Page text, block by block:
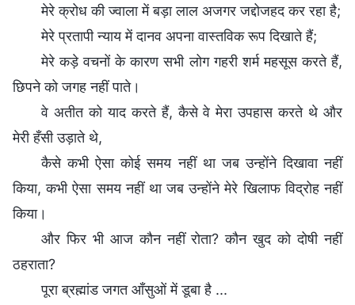
मेरे क्रोध की ज्वाला में बड़ा लाल अजगर जद्दोजहद कर रहा है;
मेरे प्रतापी न्याय में दानव अपना वास्तविक रूप दिखाते हैं;
मेरे कड़े वचनों के कारण सभी लोग गहरी शर्म महसूस करते हैं,
छिपने को जगह नहीं पाते।
वे अतीत को याद करते हैं, कैसे वे मेरा उपहास करते थे और
मेरी हँसी उड़ाते थे,
कैसे कभी ऐसा कोई समय नहीं था जब उन्होंने दिखावा नहीं
किया, कभी ऐसा समय नहीं था जब उन्होंने मेरे खिलाफ विद्रोह नहीं
किया।
और फिर भी आज कौन नहीं रोता? कौन खुद को दोषी नहीं
ठहराता?
पूरा ब्रह्मांड जगत आँसुओं में डूबा है ...